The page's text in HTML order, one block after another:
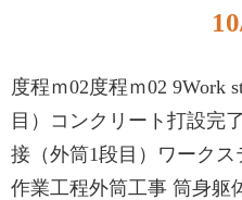
度程ｍ02度程ｍ02 9Work
目）コンクリート打設完
接（外筒1段目）ワーク
作業工程外筒工事 筒身躯